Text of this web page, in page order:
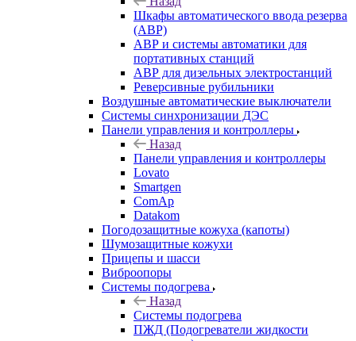
Шкафы автоматического ввода резерва
(АВР)
АВР и системы автоматики для
портативных станций
АВР для дизельных электростанций
Реверсивные рубильники
Воздушные автоматические выключатели
Системы синхронизации ДЭС
Панели управления и контроллеры
Назад
Панели управления и контроллеры
Lovato
Smartgen
ComAp
Datakom
Погодозащитные кожуха (капоты)
Шумозащитные кожухи
Прицепы и шасси
Виброопоры
Системы подогрева
Назад
Системы подогрева
ПЖД (Подогреватели жидкости